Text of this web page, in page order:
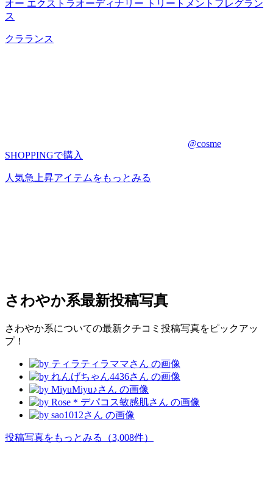
オー エクストラオーディナリー トリートメントフレグラン
ス
クラランス
@cosme
SHOPPINGで購入
人気急上昇アイテムをもっとみる
さわやか系最新投稿写真
さわやか系についての最新クチコミ投稿写真をピックアッ
プ！
投稿写真をもっとみる （3,008件）